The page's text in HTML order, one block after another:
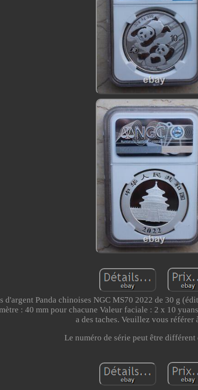
d'argent Panda chinoises NGC MS70 2022 de 30 g
: 40 mm pour chacune Valeur faciale : 2 x 10
a des taches. Veuillez vous référer
Le numéro de série peut être différent